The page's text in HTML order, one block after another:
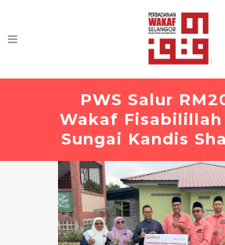
PWS Salur
Wakaf Fisabilillah
Sungai Kandis